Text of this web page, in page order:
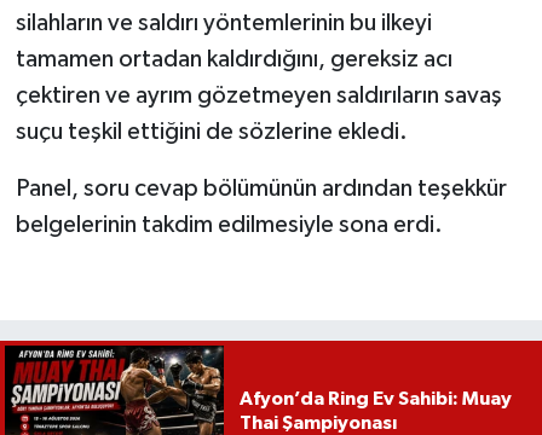
silahların ve saldırı yöntemlerinin bu ilkeyi
tamamen ortadan kaldırdığını, gereksiz acı
çektiren ve ayrım gözetmeyen saldırıların savaş
suçu teşkil ettiğini de sözlerine ekledi.
Panel, soru cevap bölümünün ardından teşekkür
belgelerinin takdim edilmesiyle sona erdi.
Afyon’da Ring Ev Sahibi: Muay
Thai Şampiyonası